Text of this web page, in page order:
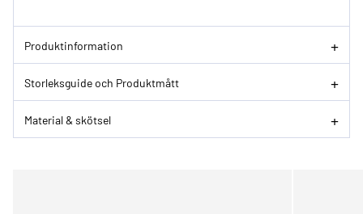
Produktinformation
Storleksguide och Produktmått
Material & skötsel